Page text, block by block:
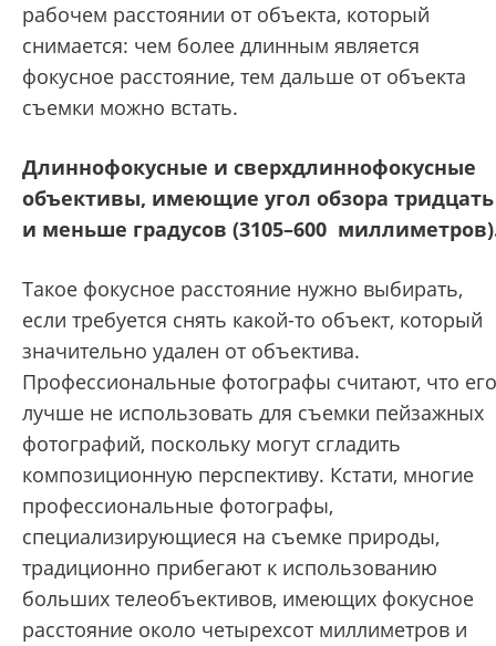
рабочем расстоянии от объекта, который
снимается: чем более длинным является
фокусное расстояние, тем дальше от объекта
съемки можно встать.
Длиннофокусные и сверхдлиннофокусные
объективы, имеющие угол обзора тридцать
и меньше градусов (3105–600
Такое фокусное расстояние нужно выбирать,
если требуется снять какой-то объект, который
значительно удален от объектива.
Профессиональные фотографы считают, что его
лучше не использовать для съемки пейзажных
фотографий, поскольку могут сгладить
композиционную перспективу. Кстати, многие
профессиональные фотографы,
специализирующиеся на съемке природы,
традиционно прибегают к использованию
больших телеобъективов, имеющих фокусное
расстояние около четырехсот миллиметров и